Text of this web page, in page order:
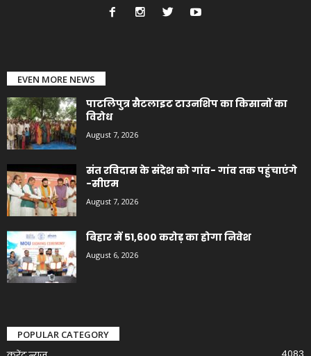
EVEN MORE NEWS
पाटलिपुत्र सैटलाइट टाउनशिप का किसानों का
विरोध
August 7, 2026
संत रविदास के संदेश को गांव- गांव तक पहुंचाएंगे
-सीएम
August 7, 2026
बिहार में 51,600 करोड़ का होगा निवेश
August 6, 2026
POPULAR CATEGORY